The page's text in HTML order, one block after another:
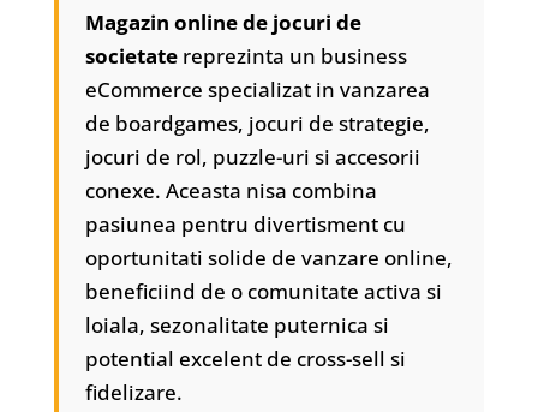
Magazin online de jocuri de
societatereprezinta un business
eCommerce specializat in vanzarea
de boardgames, jocuri de strategie,
jocuri de rol, puzzle-uri si accesorii
conexe. Aceasta nisa combina
pasiunea pentru divertisment cu
oportunitati solide de vanzare online,
beneficiind de o comunitate activa si
loiala, sezonalitate puternica si
potential excelent de cross-sell si
fidelizare.